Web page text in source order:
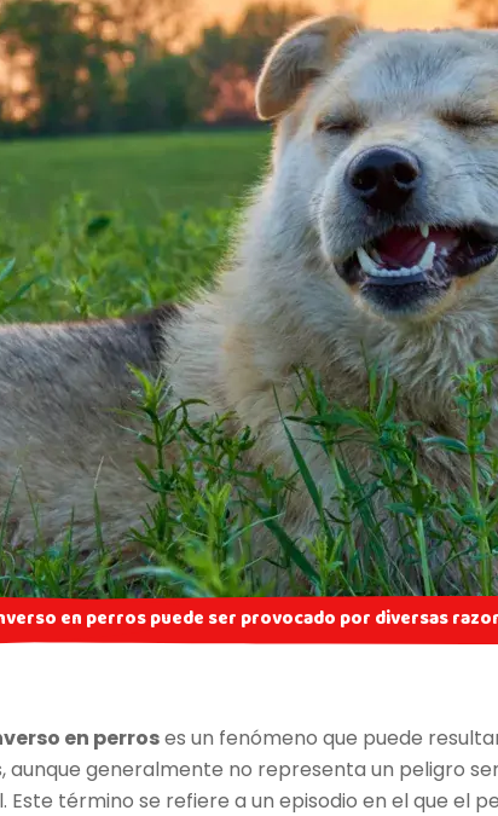
en perros puede ser provocado por diversas
en perroses un fenómeno que puede
aunque generalmente no representa un peligro
Este término se refiere a un episodio en el que el